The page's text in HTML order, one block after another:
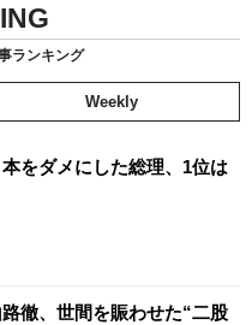
ランキング
Weekly
をダメにした総理、1位は
徹、世間を賑わせた“二股